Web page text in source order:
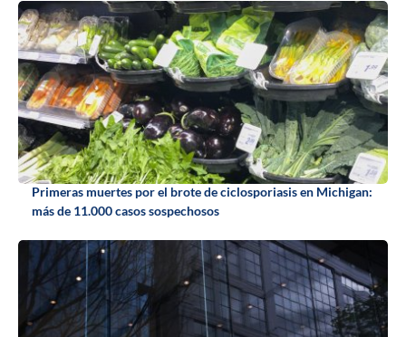
Primeras muertes por el brote de ciclosporiasis en Michigan:
más de 11.000 casos sospechosos